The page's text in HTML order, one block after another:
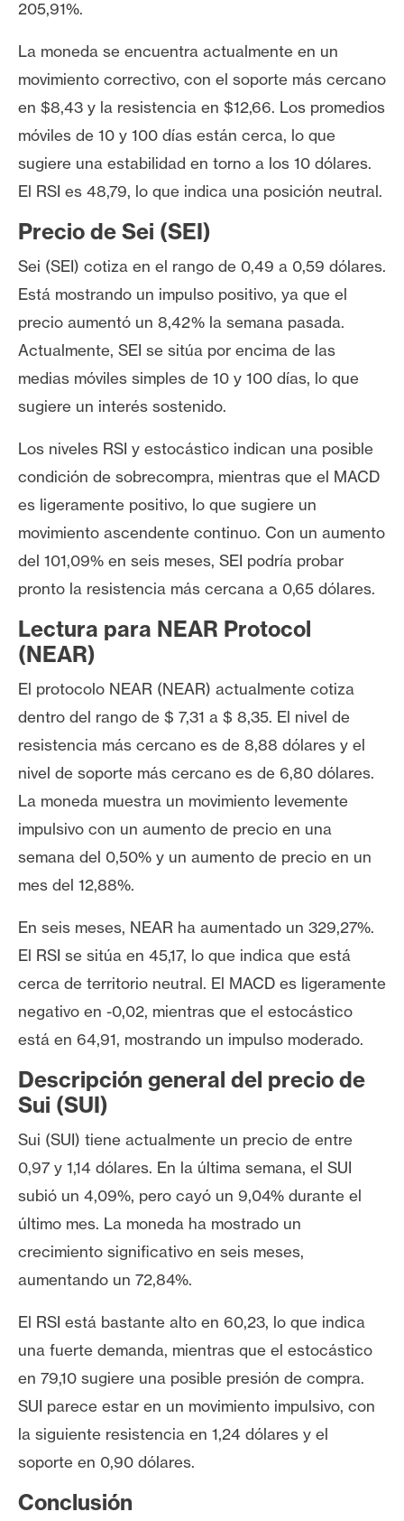
205,91%.
La moneda se encuentra actualmente en un
movimiento correctivo, con el soporte más cercano
en $8,43 y la resistencia en $12,66. Los promedios
móviles de 10 y 100 días están cerca, lo que
sugiere una estabilidad en torno a los 10 dólares.
El RSI es 48,79, lo que indica una posición neutral.
Precio de Sei (SEI)
Sei (SEI) cotiza en el rango de 0,49 a 0,59 dólares.
Está mostrando un impulso positivo, ya que el
precio aumentó un 8,42% la semana pasada.
Actualmente, SEI se sitúa por encima de las
medias móviles simples de 10 y 100 días, lo que
sugiere un interés sostenido.
Los niveles RSI y estocástico indican una posible
condición de sobrecompra, mientras que el MACD
es ligeramente positivo, lo que sugiere un
movimiento ascendente continuo. Con un aumento
del 101,09% en seis meses, SEI podría probar
pronto la resistencia más cercana a 0,65 dólares.
Lectura para NEAR Protocol
(NEAR)
El protocolo NEAR (NEAR) actualmente cotiza
dentro del rango de $ 7,31 a $ 8,35. El nivel de
resistencia más cercano es de 8,88 dólares y el
nivel de soporte más cercano es de 6,80 dólares.
La moneda muestra un movimiento levemente
impulsivo con un aumento de precio en una
semana del 0,50% y un aumento de precio en un
mes del 12,88%.
En seis meses, NEAR ha aumentado un 329,27%.
El RSI se sitúa en 45,17, lo que indica que está
cerca de territorio neutral. El MACD es ligeramente
negativo en -0,02, mientras que el estocástico
está en 64,91, mostrando un impulso moderado.
Descripción general del precio de
Sui (SUI)
Sui (SUI) tiene actualmente un precio de entre
0,97 y 1,14 dólares. En la última semana, el SUI
subió un 4,09%, pero cayó un 9,04% durante el
último mes. La moneda ha mostrado un
crecimiento significativo en seis meses,
aumentando un 72,84%.
El RSI está bastante alto en 60,23, lo que indica
una fuerte demanda, mientras que el estocástico
en 79,10 sugiere una posible presión de compra.
SUI parece estar en un movimiento impulsivo, con
la siguiente resistencia en 1,24 dólares y el
soporte en 0,90 dólares.
Conclusión